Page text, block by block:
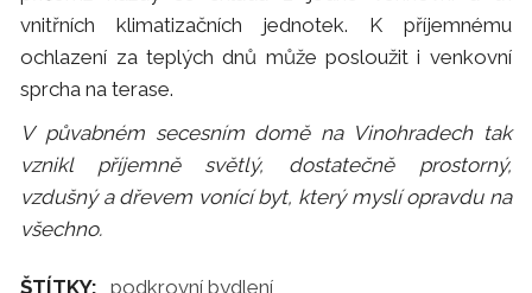
vnitřních klimatizačních jednotek. K příjemnému
ochlazení za teplých dnů může posloužit i venkovní
sprcha na terase.
V půvabném secesním domě na Vinohradech tak
vznikl příjemně světlý, dostatečně prostorný,
vzdušný a dřevem vonící byt, který myslí opravdu na
všechno.
ŠTÍTKY: podkrovní bydlení